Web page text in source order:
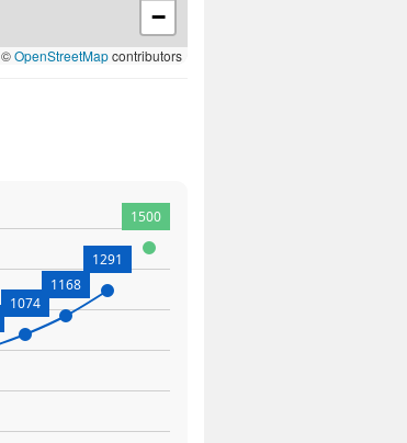
−
©OpenStreetMapcontributors
1074
1168
1291
1500